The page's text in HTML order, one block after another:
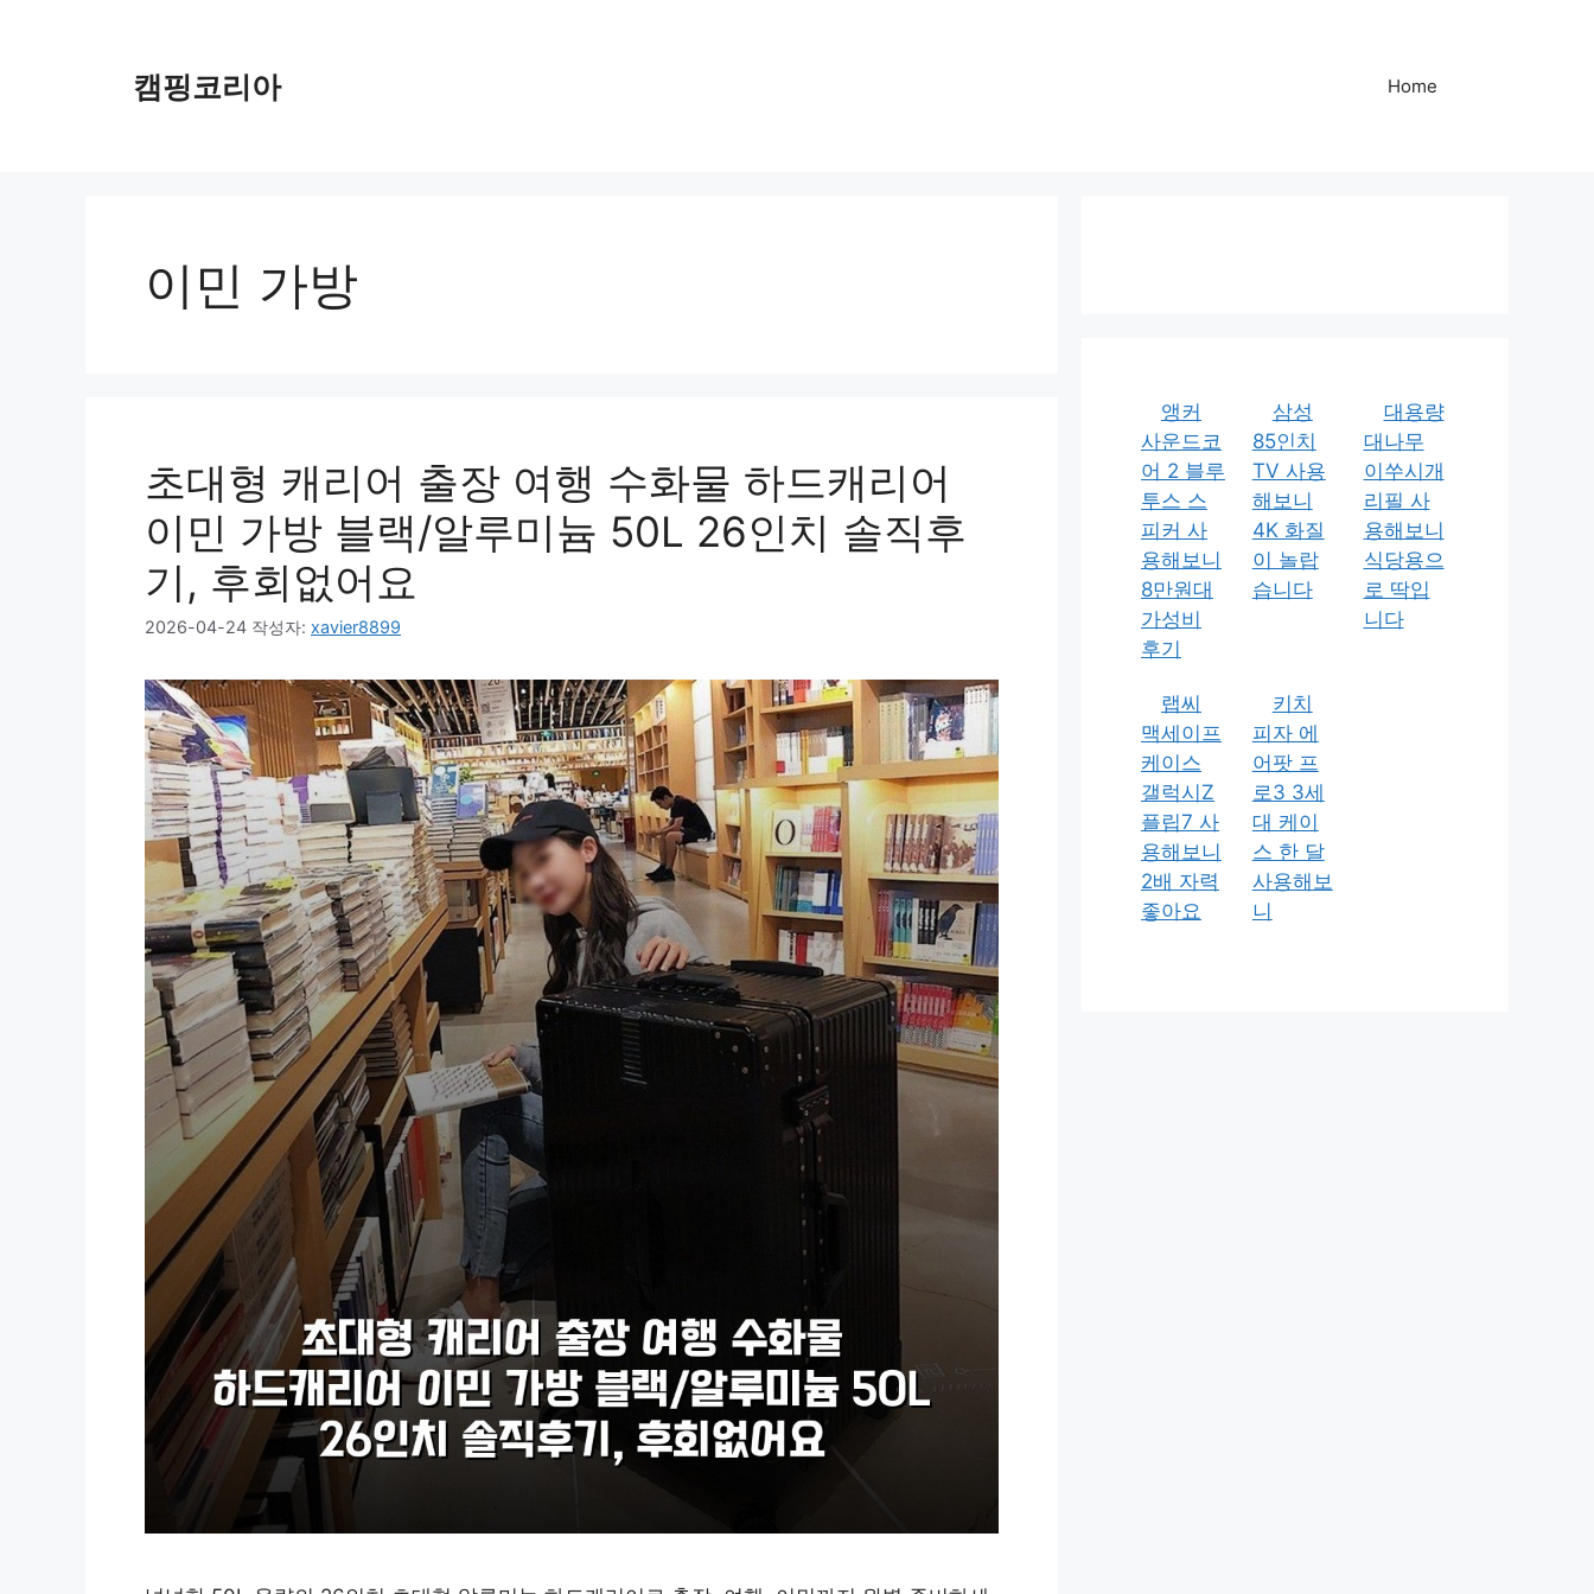
캠핑코리아 Home
이민 가방
초대형 캐리어 출장 여행 수화물 하드캐리어
이민 가방 블랙/알루미늄 50L 26인치 솔직후
기, 후회없어요
2026-04-24 작성자: xavier8899
앵커
사운드코
어 2 블루
투스 스
피커 사
용해보니
8만원대
가성비
후기
삼성
85인치
TV 사용
해보니
4K 화질
이 놀랍
습니다
대용량
대나무
이쑤시개
리필 사
용해보니
식당용으
로 딱입
니다
랩씨
맥세이프
케이스
갤럭시Z
플립7 사
용해보니
2배 자력
좋아요
키치
피자 에
어팟 프
로3 3세
대 케이
스 한 달
사용해보
니